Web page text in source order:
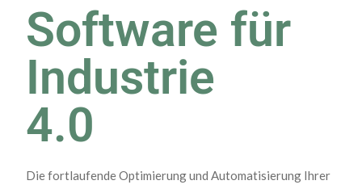
Software für
Industrie
4.0
Die fortlaufende Optimierung und Automatisierung Ihrer